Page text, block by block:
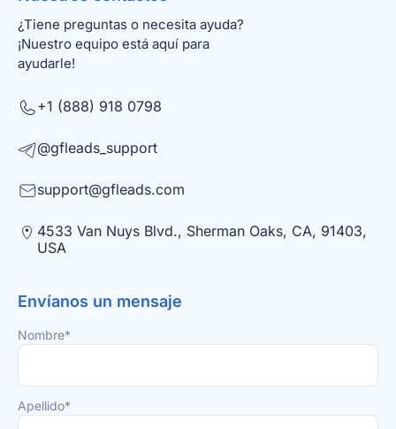
¿Tiene preguntas o necesita ayuda?
¡Nuestro equipo está aquí para
ayudarle!
+1 (888) 918 0798
@gfleads_support
support@gfleads.com
4533 Van Nuys Blvd., Sherman Oaks, CA, 91403,
USA
Envíanos un mensaje
Nombre*
Apellido*